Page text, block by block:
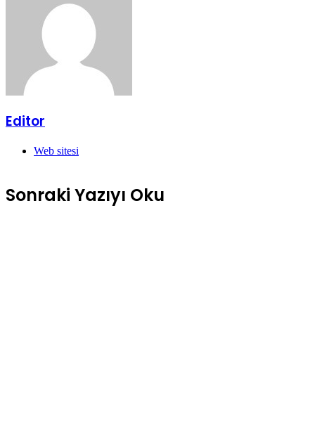
Editor
Web sitesi
Sonraki Yazıyı Oku